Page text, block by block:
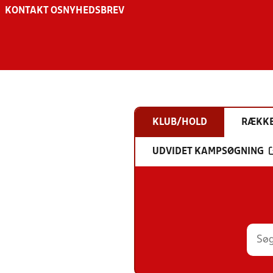
KONTAKT OS NYHEDSBREV
KLUB/HOLD
UDVIDET KAMPSØGNING